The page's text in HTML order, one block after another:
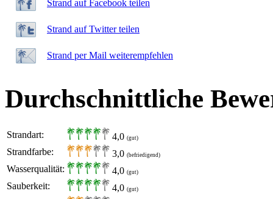
Strand auf Facebook teilen
Strand auf Twitter teilen
Strand per Mail weiterempfehlen
Durchschnittliche
Strandart: 4,0 (gut)
Strandfarbe: 3,0 (befriedigend)
Wasserqualität: 4,0 (gut)
Sauberkeit: 4,0 (gut)